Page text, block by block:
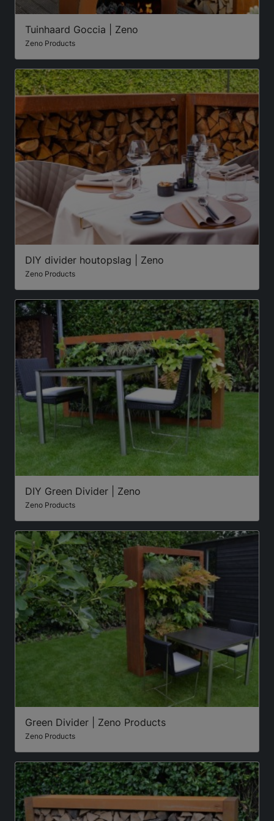
Tuinhaard Goccia | Zeno
Zeno Products
DIY divider houtopslag | Zeno
Zeno Products
DIY Green Divider | Zeno
Zeno Products
Green Divider | Zeno Products
Zeno Products